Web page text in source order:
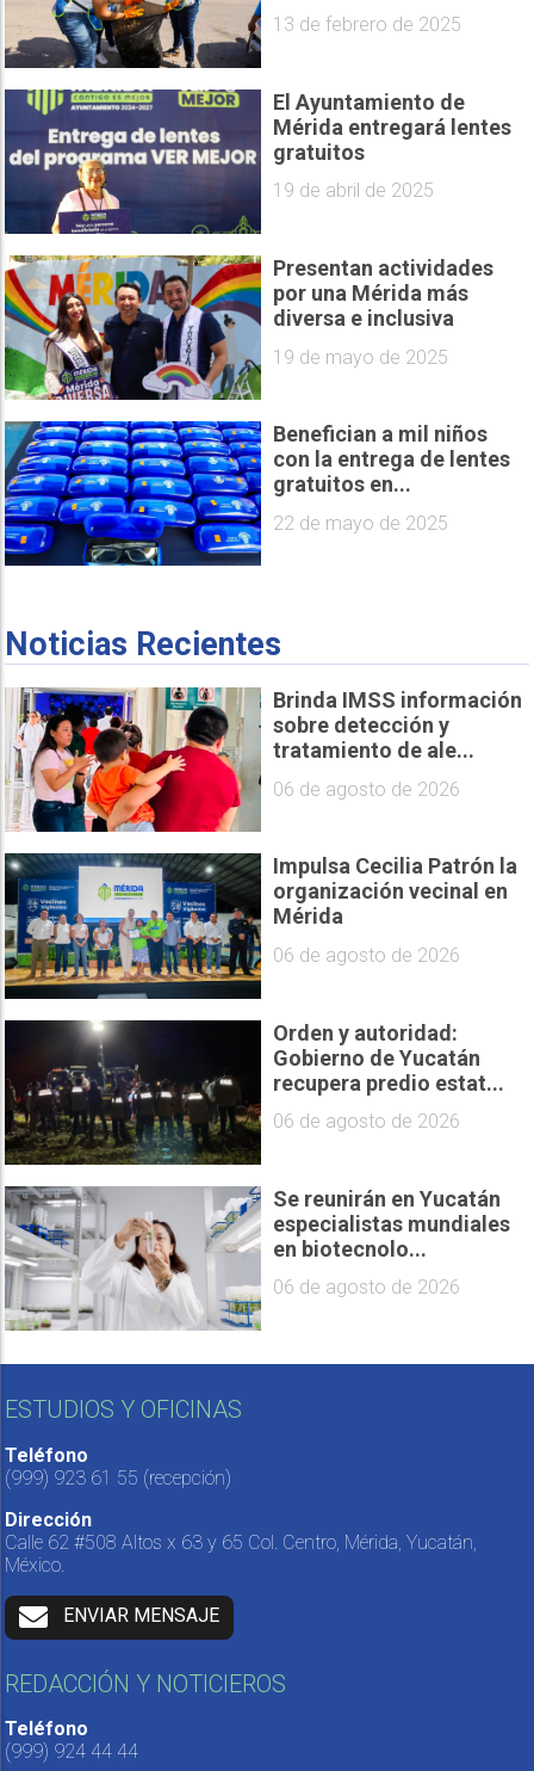
13 de febrero de 2025
El Ayuntamiento de
Mérida entregará lentes
gratuitos
19 de abril de 2025
Presentan actividades
por una Mérida más
diversa e inclusiva
19 de mayo de 2025
Benefician a mil niños
con la entrega de lentes
gratuitos en...
22 de mayo de 2025
Noticias Recientes
Brinda IMSS información
sobre detección y
tratamiento de ale...
06 de agosto de 2026
Impulsa Cecilia Patrón la
organización vecinal en
Mérida
06 de agosto de 2026
Orden y autoridad:
Gobierno de Yucatán
recupera predio estat...
06 de agosto de 2026
Se reunirán en Yucatán
especialistas mundiales
en biotecnolo...
06 de agosto de 2026
ESTUDIOS Y OFICINAS
Teléfono
(999) 923 61 55 (recepción)
Dirección
Calle 62 #508 Altos x 63 y 65 Col. Centro, Mérida, Yucatán,
México.
ENVIAR MENSAJE
REDACCIÓN Y NOTICIEROS
Teléfono
(999) 924 44 44